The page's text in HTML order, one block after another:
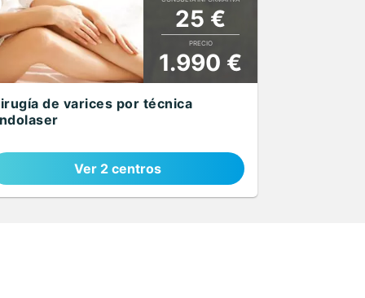
25 €
PRECIO
1.990 €
de varices por técnica
Ver 2 centros